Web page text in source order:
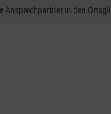
Ansprechpartner in den